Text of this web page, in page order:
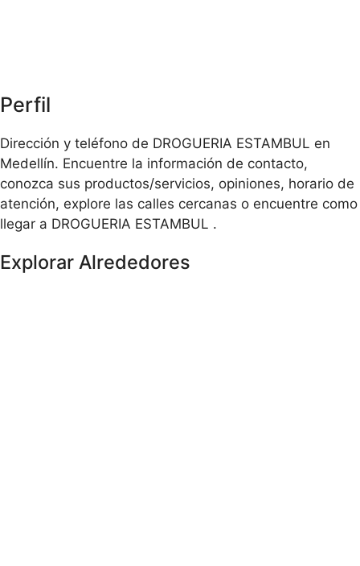
Perfil
Dirección y teléfono de DROGUERIA ESTAMBUL en
Medellín. Encuentre la información de contacto,
conozca sus productos/servicios, opiniones, horario de
atención, explore las calles cercanas o encuentre como
llegar a DROGUERIA ESTAMBUL .
Explorar Alrededores